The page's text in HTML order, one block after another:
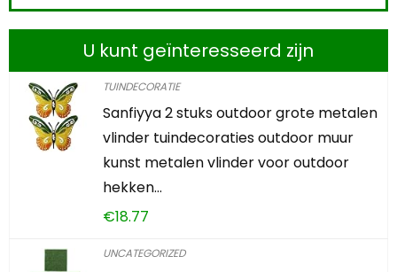
U kunt geïnteresseerd zijn
TUINDECORATIE
Sanfiyya 2 stuks outdoor grote metalen
vlinder tuindecoraties outdoor muur
kunst metalen vlinder voor outdoor
hekken…
€18.77
UNCATEGORIZED